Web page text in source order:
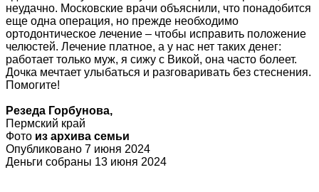
неудачно. Московские врачи объяснили, что понадобится
еще одна операция, но прежде необходимо
ортодонтическое лечение – чтобы исправить положение
челюстей. Лечение платное, а у нас нет таких денег:
работает только муж, я сижу с Викой, она часто болеет.
Дочка мечтает улыбаться и разговаривать без стеснения.
Помогите!
Резеда Горбунова,
Пермский край
Фото из архива семьи
Опубликовано 7 июня 2024
Деньги собраны 13 июня 2024